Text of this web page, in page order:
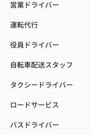
営業ドライバー
運転代行
役員ドライバー
自転車配送スタッフ
タクシードライバー
ロードサービス
バスドライバー